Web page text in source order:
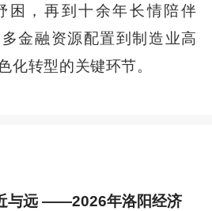
，再到十余年长情陪伴
金融资源配置到制造业高
化转型的关键环节。
与远 ——2026年洛阳经济